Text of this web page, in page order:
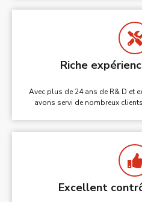
Riche
Avec plus de 24 ans de R& D et
avons servi de nombreux
Excellent